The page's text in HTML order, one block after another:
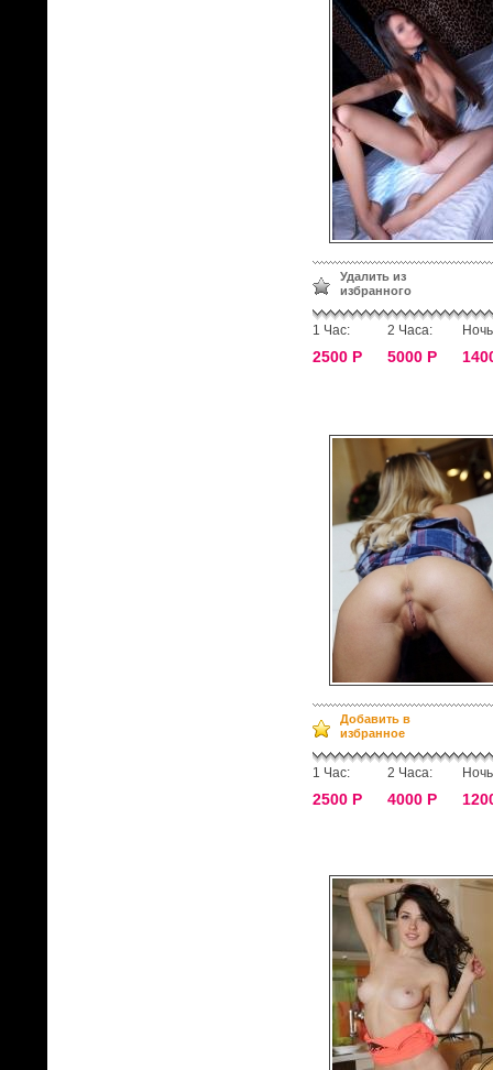
Удалить из
избранного
1 Час:
2500 Р
2 Часа:
5000 Р
Добавить в
избранное
1 Час:
2500 Р
2 Часа:
4000 Р